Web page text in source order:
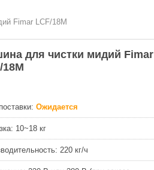
Fimar LCF/18M
для чистки мидий Fimar
18M
Ожидается
10~18 кг
220 кг/ч